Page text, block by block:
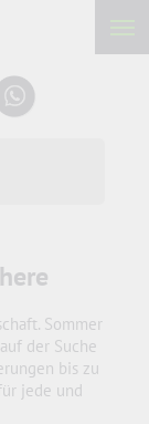
Sommer
der Suche
bis zu
jede und